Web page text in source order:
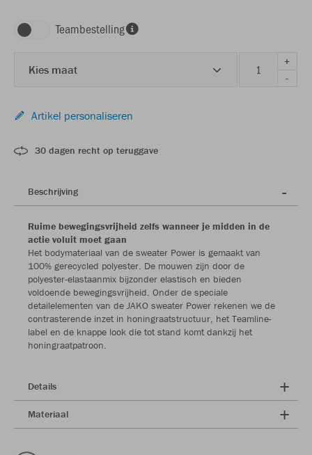
Teambestelling
Kies maat
+
-
Artikel personaliseren
30 dagen recht op teruggave
Beschrijving
Ruime bewegingsvrijheid zelfs wanneer je midden in de
actie voluit moet gaan
Het bodymateriaal van de sweater Power is gemaakt van
100% gerecycled polyester. De mouwen zijn door de
polyester-elastaanmix bijzonder elastisch en bieden
voldoende bewegingsvrijheid. Onder de speciale
detailelementen van de JAKO sweater Power rekenen we de
contrasterende inzet in honingraatstructuur, het Teamline-
label en de knappe look die tot stand komt dankzij het
honingraatpatroon.
Details
Materiaal